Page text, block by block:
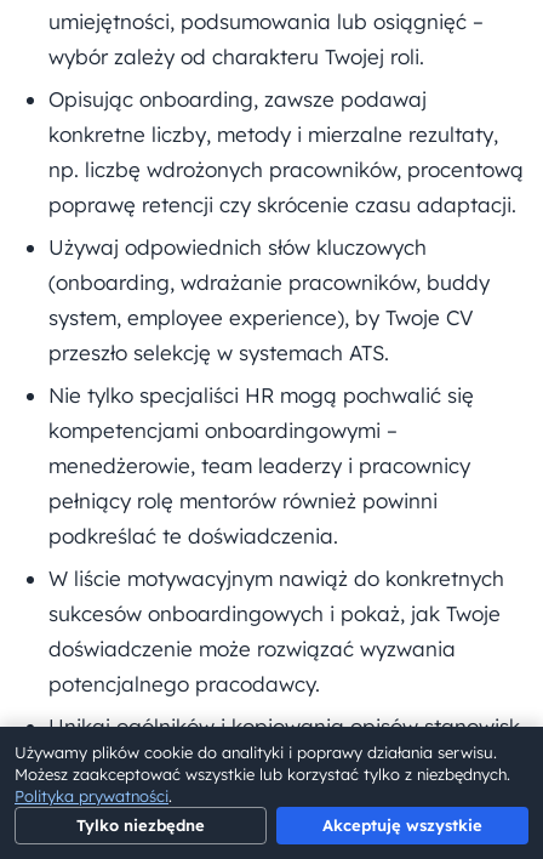
umiejętności, podsumowania lub osiągnięć –
wybór zależy od charakteru Twojej roli.
Opisując onboarding, zawsze podawaj
konkretne liczby, metody i mierzalne rezultaty,
np. liczbę wdrożonych pracowników, procentową
poprawę retencji czy skrócenie czasu adaptacji.
Używaj odpowiednich słów kluczowych
(onboarding, wdrażanie pracowników, buddy
system, employee experience), by Twoje CV
przeszło selekcję w systemach ATS.
Nie tylko specjaliści HR mogą pochwalić się
kompetencjami onboardingowymi –
menedżerowie, team leaderzy i pracownicy
pełniący rolę mentorów również powinni
podkreślać te doświadczenia.
W liście motywacyjnym nawiąż do konkretnych
sukcesów onboardingowych i pokaż, jak Twoje
doświadczenie może rozwiązać wyzwania
potencjalnego pracodawcy.
Unikaj ogólników i kopiowania opisów stanowisk
– rekruterzy chcą wiedzieć, co faktycznie
zrobiłeś i jakie przyniosło to efekty.
Gotowy, by stworzyć CV, które podkreśli Twoje
Używamy plików cookie do analityki i poprawy działania serwisu.
Możesz zaakceptować wszystkie lub korzystać tylko z niezbędnych.
Polityka prywatności.
Tylko niezbędne
Akceptuję wszystkie